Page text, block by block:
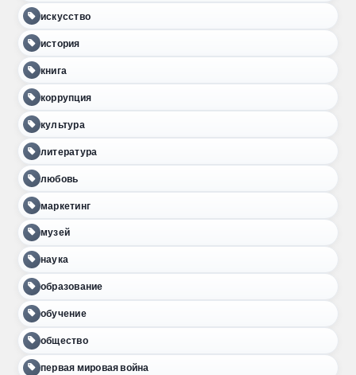
искусство
история
книга
коррупция
культура
литература
любовь
маркетинг
музей
наука
образование
обучение
общество
первая мировая война